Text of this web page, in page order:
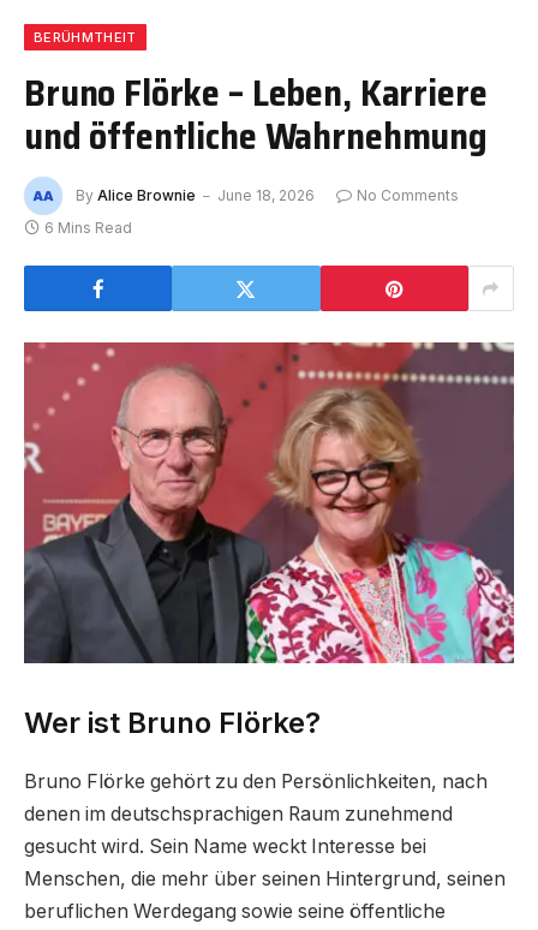
BERÜHMTHEIT
Bruno Flörke – Leben, Karriere
und öffentliche Wahrnehmung
By Alice Brownie June 18, 2026
No Comments
6 Mins Read
Wer ist Bruno Flörke?
Bruno Flörke gehört zu den Persönlichkeiten, nach
denen im deutschsprachigen Raum zunehmend
gesucht wird. Sein Name weckt Interesse bei
Menschen, die mehr über seinen Hintergrund, seinen
beruflichen Werdegang sowie seine öffentliche